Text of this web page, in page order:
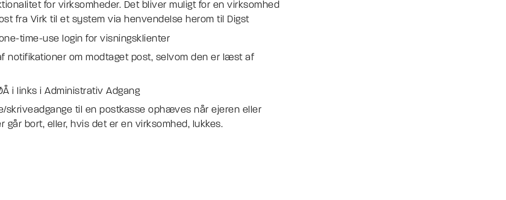
for virksomheder. Det bliver muligt for en virksomhed
fra Virk til et system via henvendelse herom til Digst
time-use login for visningsklienter
notifikationer om modtaget post, selvom den er læst af
i links i Administrativ Adgang
skriveadgange til en postkasse ophæves når ejeren eller
går bort, eller, hvis det er en virksomhed, lukkes.